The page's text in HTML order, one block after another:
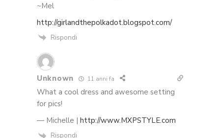
~Mel
http://girlandthepolkadot.blogspot.com/
Rispondi
Unknown 11 anni fa
What a cool dress and awesome setting
for pics!
— Michelle | http://www.MXPSTYLE.com
Rispondi